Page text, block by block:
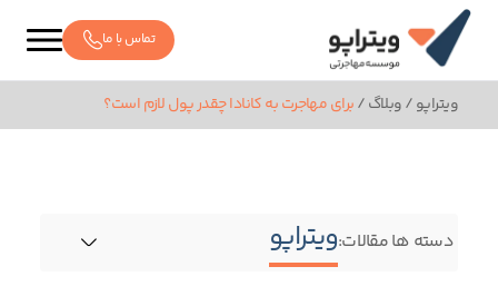
تماس با ما
ویتراپو/وبلاگ/برای مهاجرت به کانادا چقدر پول لازم است؟
دسته ها مقالات:ویتراپو